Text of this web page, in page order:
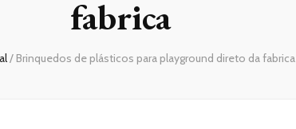
fabrica
/ Brinquedos de plásticos para playground direto da fabrica